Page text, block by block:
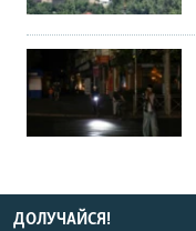
ДОЛУЧАЙСЯ!